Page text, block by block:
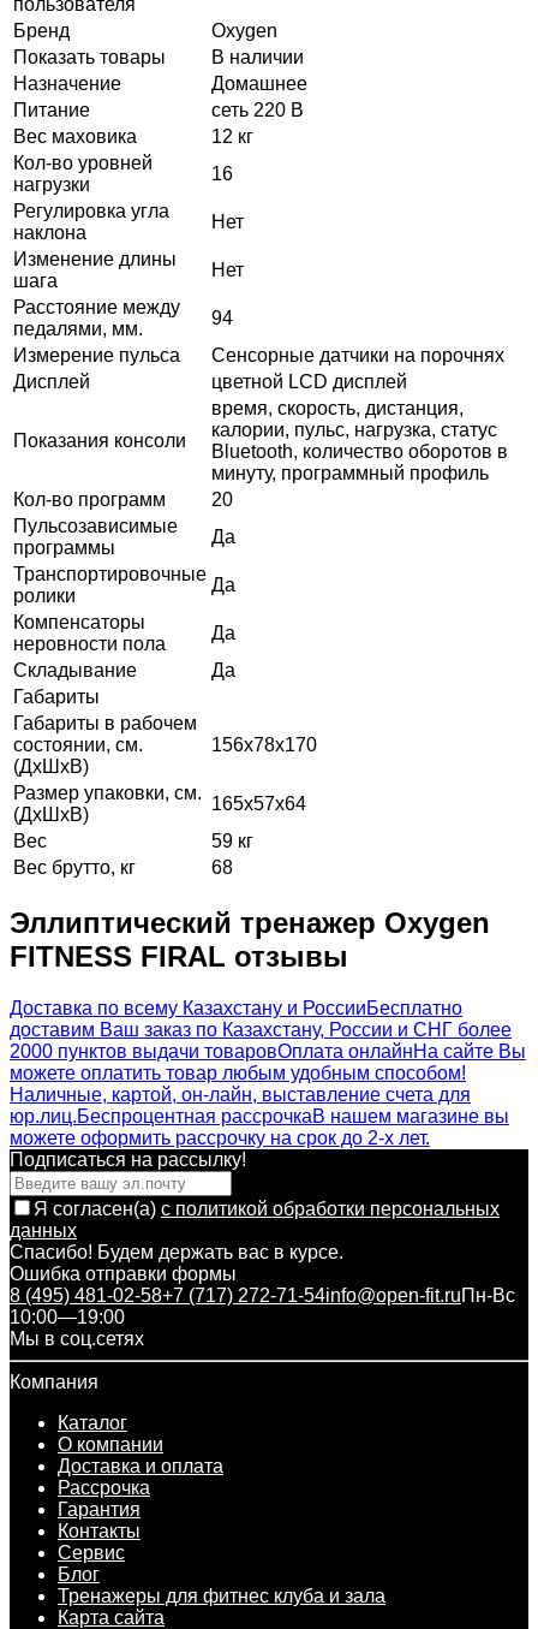
Бренд
Oxygen
Показать товары
В наличии
Назначение
Домашнее
Питание
сеть 220 В
Вес маховика
12 кг
Кол-во уровней
нагрузки
16
Регулировка угла
наклона
Нет
Изменение длины
шага
Нет
Расстояние между
педалями, мм.
94
Измерение пульса
Сенсорные датчики на порочнях
Дисплей
цветной LCD дисплей
Показания консоли
время, скорость, дистанция,
калории, пульс, нагрузка, статус
Bluetooth, количество оборотов в
минуту, программный профиль
Кол-во программ
20
Пульсозависимые
программы
Да
Транспортировочные
ролики
Да
Компенсаторы
неровности пола
Да
Складывание
Да
Габариты
Габариты в рабочем
состоянии, см.
(ДхШхВ)
156х78х170
Размер упаковки, см.
(ДхШхВ)
165х57х64
Вес
59 кг
Вес брутто, кг
68
Эллиптический тренажер Oxygen
FITNESS FIRAL отзывы
Доставка по всему Казахстану и РоссииБесплатно
доставим Ваш заказ по Казахстану, России и СНГ более
2000 пунктов выдачи товаровОплата онлайнНа сайте Вы
можете оплатить товар любым удобным способом!
Наличные, картой, он-лайн, выставление счета для
юр.лиц.Беспроцентная рассрочкаВ нашем магазине вы
можете оформить рассрочку на срок до 2-х лет.
Подписаться на рассылкy!
Я согласен(a) с политикой обработки персональных
данных
Спасибо! Будем держать вас в курсе.
Ошибка отправки формы
8 (495) 481-02-58+7 (717) 272-71-54info@open-fit.ruПн-Вс
10:00—19:00
Мы в соц.сетях
Компания
Каталог
О компании
Доставка и оплата
Рассрочка
Гарантия
Контакты
Сервис
Блог
Тренажеры для фитнес клуба и зала
Карта сайта